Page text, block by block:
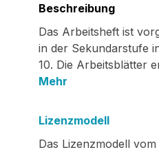
Beschreibung
Das Arbeitsheft ist
in der Sekundarstufe
10. Die Arbeitsblätter
Mehr
Lizenzmodell
Das Lizenzmodell